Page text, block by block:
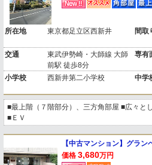
所在地 東京都足立区西新井 間取
交通
東武伊勢崎・大師線 大師
前駅 徒歩8分
専有
小学校 西新井第二小学校 中学
■最上階（７階部分）、三方角部屋 ■広々と
■ＥＶ
【中古マンション】グラン
価格 3,680万円